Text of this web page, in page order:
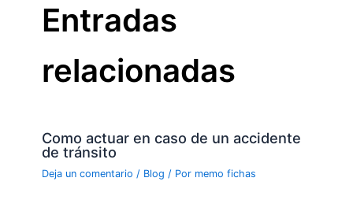
Entradas
relacionadas
Como actuar en caso de un accidente
de tránsito
Deja un comentario / Blog / Por memo fichas